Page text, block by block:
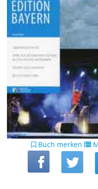
Buch merken